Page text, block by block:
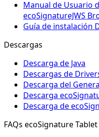
Manual de Usuario
ecoSignatureJWS
Guía de instalación
Descargas
Descarga de Java
Descargas de
Descarga del
Descarga
Descarga de
FAQs ecoSignature Tablet